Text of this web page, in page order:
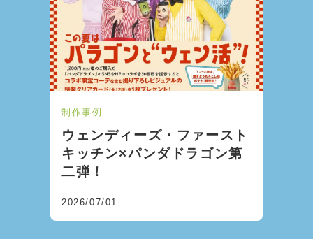
制作事例
ウェンディーズ・ファースト
キッチン×パンダドラゴン第
二弾！
2026/07/01